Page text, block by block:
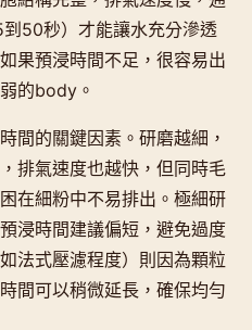
50秒）才能讓水充分滲透
果預浸時間不足，很容易出
的body。
間的關鍵因素。研磨越細，
排氣速度也越快，但同時毛
在細粉中不易排出。極細研
浸時間建議偏短，避免過度
法式壓濾程度）則因為顆粒
間可以稍微延長，確保均勻